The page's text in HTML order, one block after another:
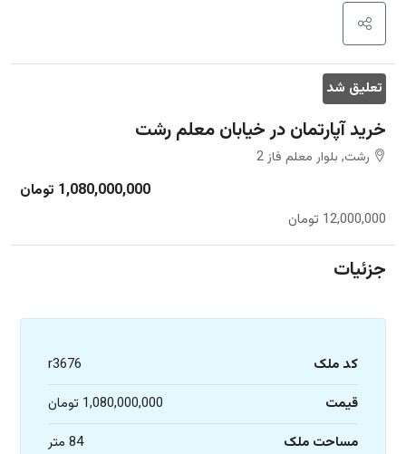
تعلیق شد
خرید آپارتمان در خیابان معلم رشت
رشت, بلوار معلم فاز 2
1,080,000,000 تومان
12,000,000 تومان
جزئیات
کد ملک
r3676
قیمت
1,080,000,000 تومان
مساحت ملک
84 متر